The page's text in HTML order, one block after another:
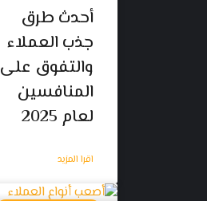
أحدث طرق
جذب العملاء
والتفوق على
المنافسين
لعام 2025
اقرا المزيد